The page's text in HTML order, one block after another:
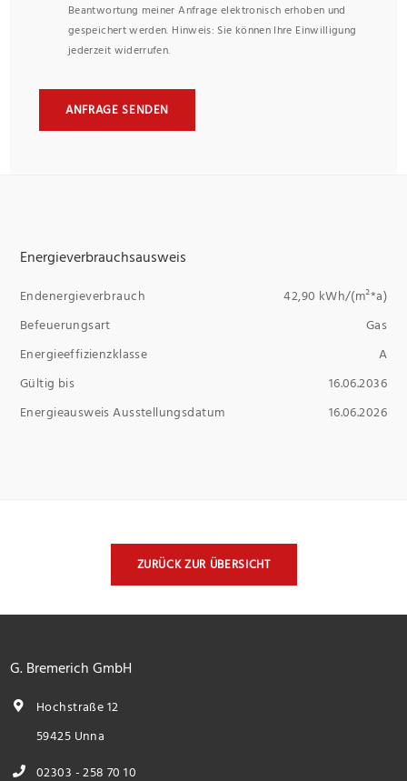
Beantwortung meiner Anfrage elektronisch erhoben und
gespeichert werden. Hinweis: Sie können Ihre Einwilligung
jederzeit widerrufen.
ANFRAGE SENDEN
Energieverbrauchsausweis
Endenergieverbrauch
42,90 kWh/(m²*a)
Befeuerungsart
Gas
Energieeffizienzklasse
A
Gültig bis
16.06.2036
Energieausweis Ausstellungsdatum
16.06.2026
ZURÜCK ZUR ÜBERSICHT
G. Bremerich GmbH
Hochstraße 12
59425 Unna
02303 - 258 70 10